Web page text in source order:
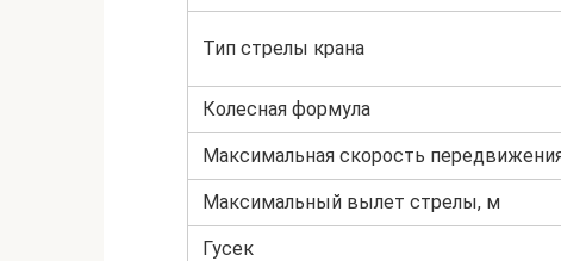
Тип стрелы крана
Колесная формула
Максимальная скорость
Максимальный вылет стрелы, м
Гусек